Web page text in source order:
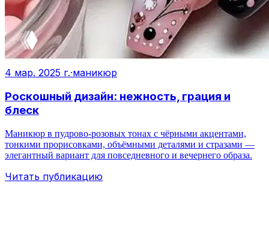
4 мар. 2025 г.·маникюр
Роскошный дизайн: нежность, грация и
блеск
Маникюр в пудрово‑розовых тонах с чёрными акцентами,
тонкими прорисовками, объёмными деталями и стразами —
элегантный вариант для повседневного и вечернего образа.
Читать публикацию